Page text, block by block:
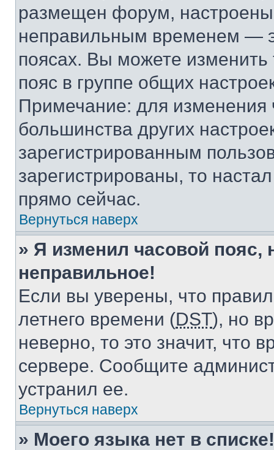
размещен форум, настроены
неправильным временем —
поясах. Вы можете изменить
пояс в группе общих
Примечание: для изменения
большинства других
зарегистрированным
зарегистрированы, то
прямо сейчас.
Вернуться наверх
» Я изменил часовой пояс,
неправильное!
Если вы уверены, что
летнего времени (DST), но
неверно, то это значит, что
сервере. Сообщите
устранил ее.
Вернуться наверх
» Моего языка нет в списке!